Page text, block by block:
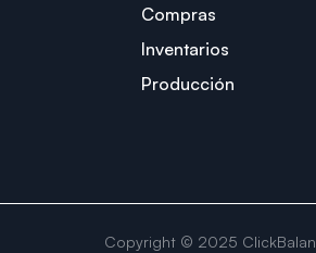
Compras
Inventarios
Producción
Copyright © 2025